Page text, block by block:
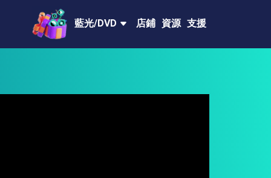
藍光/DVD 店鋪 資源 支援